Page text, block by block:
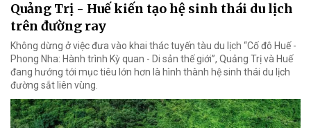
Quảng Trị - Huế kiến tạo hệ sinh thái du lịch
trên đường ray
Không dừng ở việc đưa vào khai thác tuyến tàu du lịch “Cố đô Huế -
Phong Nha: Hành trình Kỳ quan - Di sản thế giới”, Quảng Trị và Huế
đang hướng tới mục tiêu lớn hơn là hình thành hệ sinh thái du lịch
đường sắt liên vùng.